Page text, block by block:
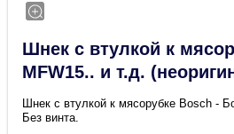
Шнек с втулкой к
MFW15.. и т.д.
Шнек с втулкой к мясорубке Bosch -
Без винта.